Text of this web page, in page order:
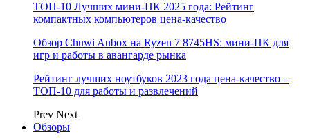
ТОП-10 Лучших мини-ПК 2025 года: Рейтинг
компактных компьютеров цена-качество
Обзор Chuwi Aubox на Ryzen 7 8745HS: мини-ПК для
игр и работы в авангарде рынка
Рейтинг лучших ноутбуков 2023 года цена-качество –
ТОП-10 для работы и развлечений
Prev Next
Обзоры